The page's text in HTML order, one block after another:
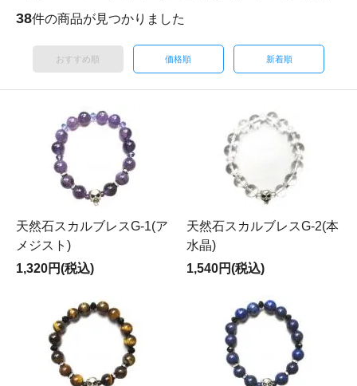
38件の商品が見つかりました
おすすめ順 価格順 新着順
天然石スカルブレスG-1(ア
メジスト)
1,320円(税込)
天然石スカルブレスG-2(本
水晶)
1,540円(税込)